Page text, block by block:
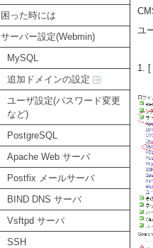
困った時には
サーバー設定(Webmin)
MySQL
追加ドメインの設定
ユーザ設定(パスワード変更
など)
PostgreSQL
Apache Web サーバ
Postfix メールサーバ
BIND DNS サーバ
Vsftpd サーバ
SSH
ユ
1.